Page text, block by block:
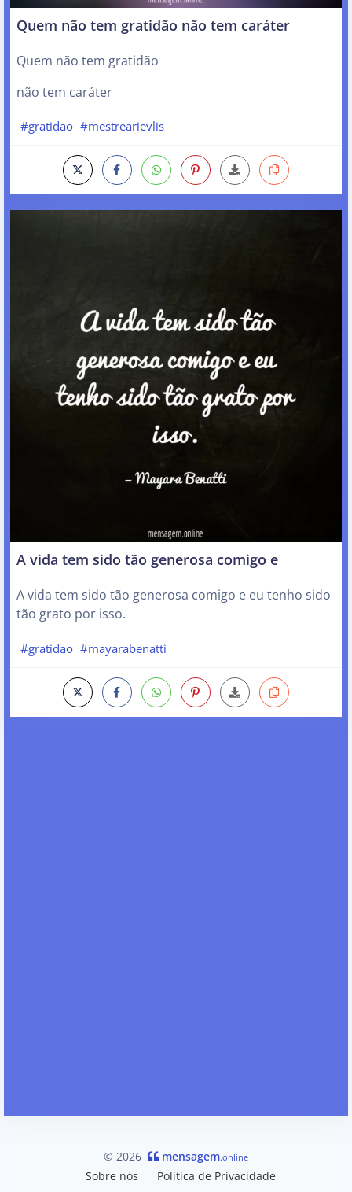
Quem não tem gratidão não tem caráter
Quem não tem gratidão
não tem caráter
#gratidao #mestrearievlis
A vida tem sido tão generosa comigo e
A vida tem sido tão generosa comigo e eu tenho sido
tão grato por isso.
#gratidao #mayarabenatti
© 2026 mensagem.online
Sobre nós Política de Privacidade